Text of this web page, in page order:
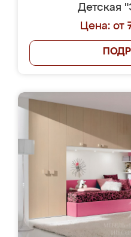
Детская
Цена: от